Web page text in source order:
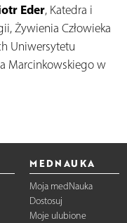
Eder, Katedra i
Żywienia Człowieka
Uniwersytetu
Marcinkowskiego w
MEDNAUKA
Moja medNauka
Dostosuj
Moje ulubione